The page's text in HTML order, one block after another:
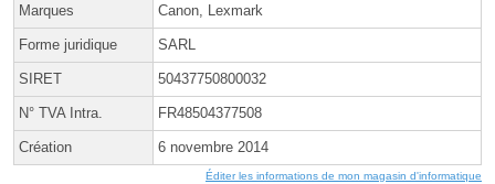
Marques Canon, Lexmark
Forme juridique SARL
SIRET 50437750800032
N° TVA Intra. FR48504377508
Création 6 novembre 2014
Éditer les informations de mon magasin d'informatique